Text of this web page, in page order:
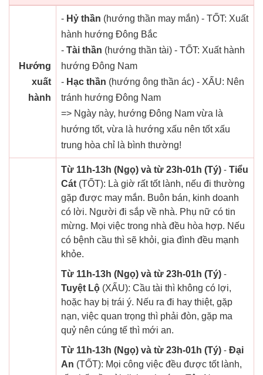
Hướng
xuất
hành
- Hỷ thần (hướng thần may mắn) - TỐT: Xuất
hành hướng Đông Bắc
- Tài thần (hướng thần tài) - TỐT: Xuất hành
hướng Đông Nam
- Hạc thần (hướng ông thần ác) - XẤU: Nên
tránh hướng Đông Nam
=> Ngày này, hướng Đông Nam vừa là
hướng tốt, vừa là hướng xấu nên tốt xấu
trung hòa chỉ là bình thường!
Từ 11h-13h (Ngọ) và từ 23h-01h (Tý) - Tiểu
Cát (TỐT): Là giờ rất tốt lành, nếu đi thường
gặp được may mắn. Buôn bán, kinh doanh
có lời. Người đi sắp về nhà. Phụ nữ có tin
mừng. Mọi việc trong nhà đều hòa hợp. Nếu
có bệnh cầu thì sẽ khỏi, gia đình đều mạnh
khỏe.
Từ 11h-13h (Ngọ) và từ 23h-01h (Tý) -
Tuyệt Lộ (XẤU): Cầu tài thì không có lợi,
hoặc hay bị trái ý. Nếu ra đi hay thiệt, gặp
nạn, việc quan trọng thì phải đòn, gặp ma
quỷ nên cúng tế thì mới an.
Từ 11h-13h (Ngọ) và từ 23h-01h (Tý) - Đại
An (TỐT): Mọi công việc đều được tốt lành,